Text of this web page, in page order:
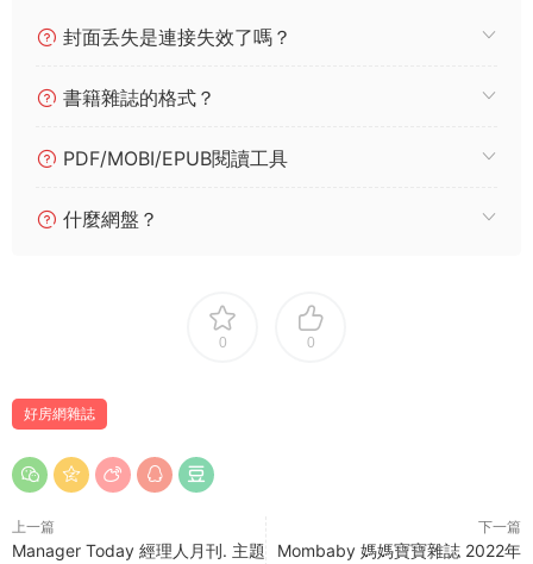
封面丢失是連接失效了嗎？
書籍雜誌的格式？
PDF/MOBI/EPUB閱讀工具
什麼網盤？
0 0
好房網雜誌
上一篇
Manager Today 經理人月刊. 主題
下一篇
Mombaby 媽媽寶寶雜誌 2022年